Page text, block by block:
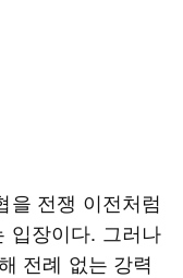
을 전쟁 이전처럼
입장이다. 그러나
전례 없는 강력